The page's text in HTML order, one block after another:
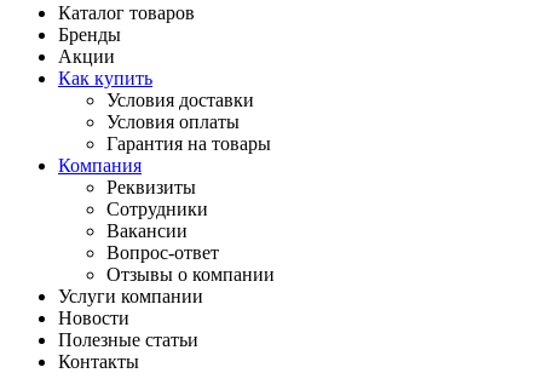
Каталог товаров
Бренды
Акции
Как купить
Условия доставки
Условия оплаты
Гарантия на товары
Компания
Реквизиты
Сотрудники
Вакансии
Вопрос-ответ
Отзывы о компании
Услуги компании
Новости
Полезные статьи
Контакты